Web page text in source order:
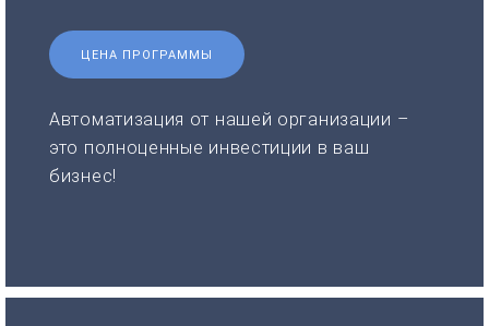
ЦЕНА ПРОГРАММЫ
Автоматизация от нашей организации –
это полноценные инвестиции в ваш
бизнес!